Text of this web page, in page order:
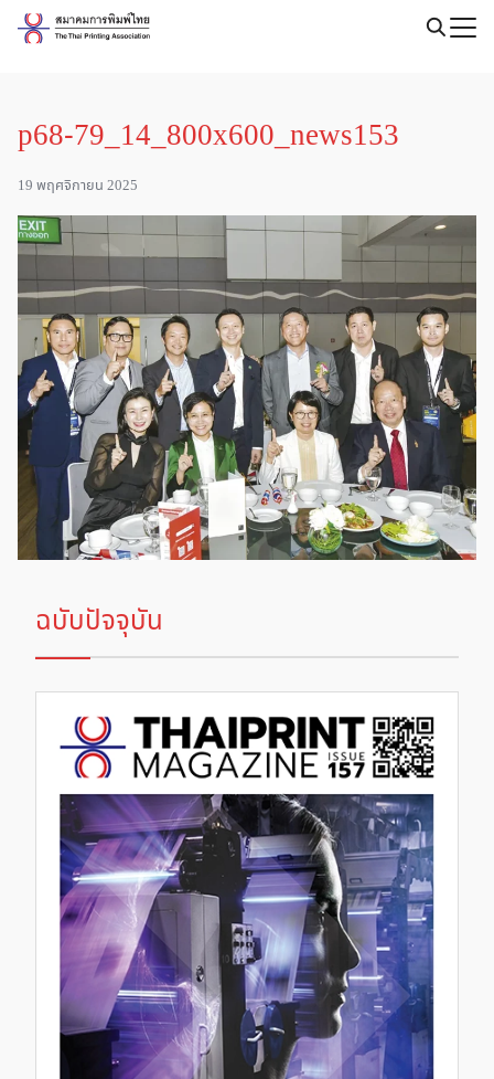
Skip
p68-79_14_800x600_news153
19 พฤศจิกายน 2025
ฉบับปัจจุบัน